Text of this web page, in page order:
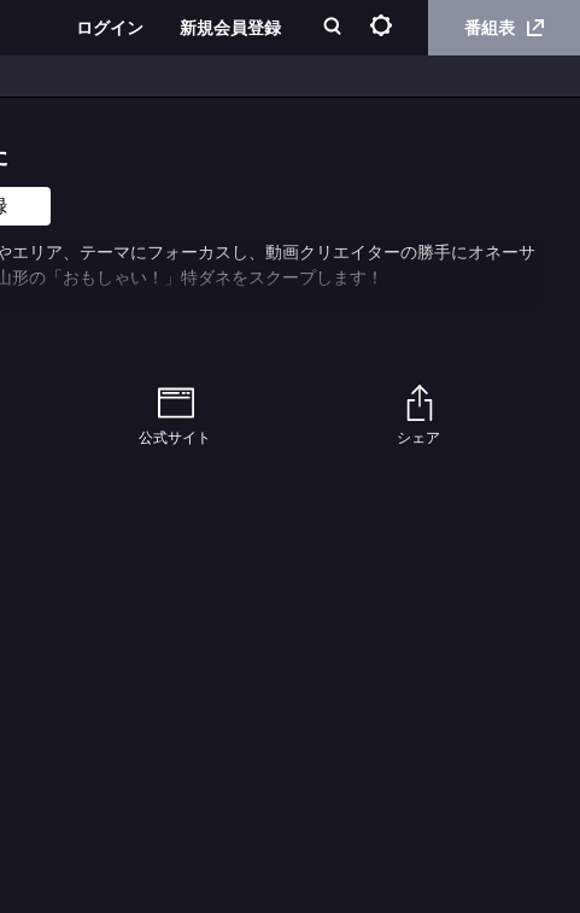
ログイン 新規会員登録 番組表
エリア、テーマにフォーカスし、動画クリエイターの勝手にオネーサ
形の「おもしゃい！」特ダネをスクープします！
公式サイト シェア